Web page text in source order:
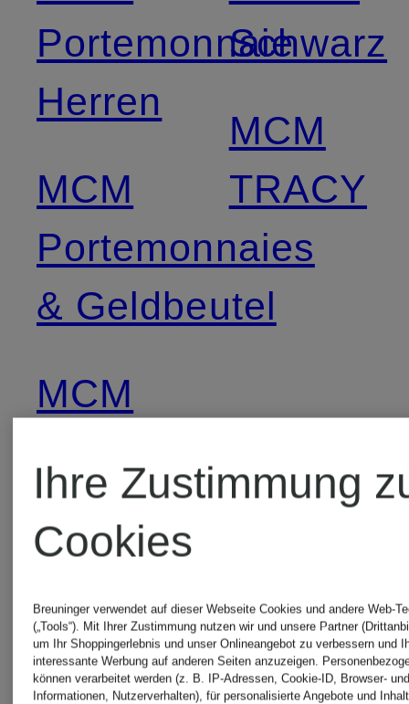
Portemonnaie
Herren
MCM
Portemonnaies
& Geldbeutel
MCM
Schwarz
MCM
TRACY
Weitere Marken
Ihre Zustimmung
Cookies
Breuninger verwendet auf dieser Webseite Cookies und andere Web-
(„Tools“). Mit Ihrer Zustimmung nutzen wir und unsere Partner
um Ihr Shoppingerlebnis und unser Onlineangebot zu verbessern und
interessante Werbung auf anderen Seiten anzuzeigen.
können verarbeitet werden (z. B. IP-Adressen, Cookie-ID, Browser-
Informationen, Nutzerverhalten), für personalisierte Angebote und